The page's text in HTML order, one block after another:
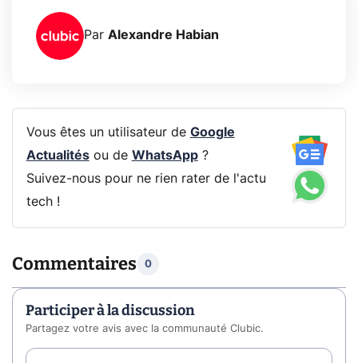
Par Alexandre Habian
Vous êtes un utilisateur de Google
Actualitésou de WhatsApp?
Suivez-nous pour ne rien rater de l'actu
tech !
Commentaires 0
Participer à la discussion
Partagez votre avis avec la communauté Clubic.